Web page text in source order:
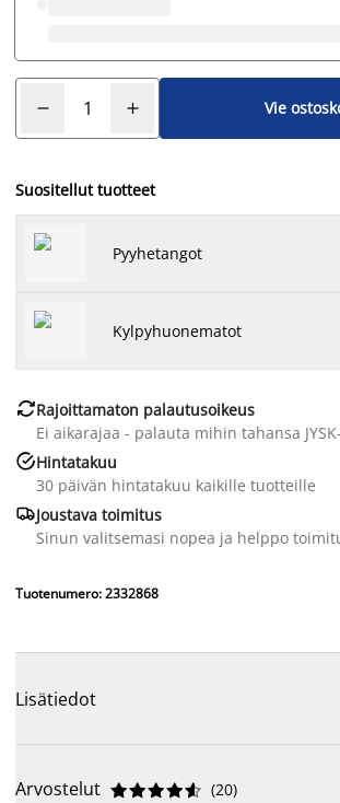
Vie
Suositellut tuotteet
Pyyhetangot
Kylpyhuonematot
Rajoittamaton palautusoikeus
Ei aikarajaa - palauta mihin tahansa
Hintatakuu
30 päivän hintatakuu kaikille tuotteille
Joustava toimitus
Sinun valitsemasi nopea ja helppo
Tuotenumero: 2332868
Lisätiedot
Arvostelut 




 (20)